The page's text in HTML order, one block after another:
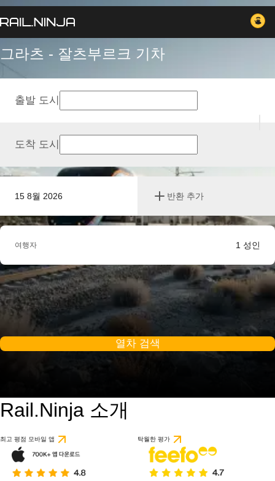
그라츠 - 잘츠부르크 기차
15 8월 2026 반환 추가
출발 도시
도착 도시
여행자 1 성인
열차 검색
Rail.Ninja 소개
최고 평점 모바일 앱 탁월한 평가